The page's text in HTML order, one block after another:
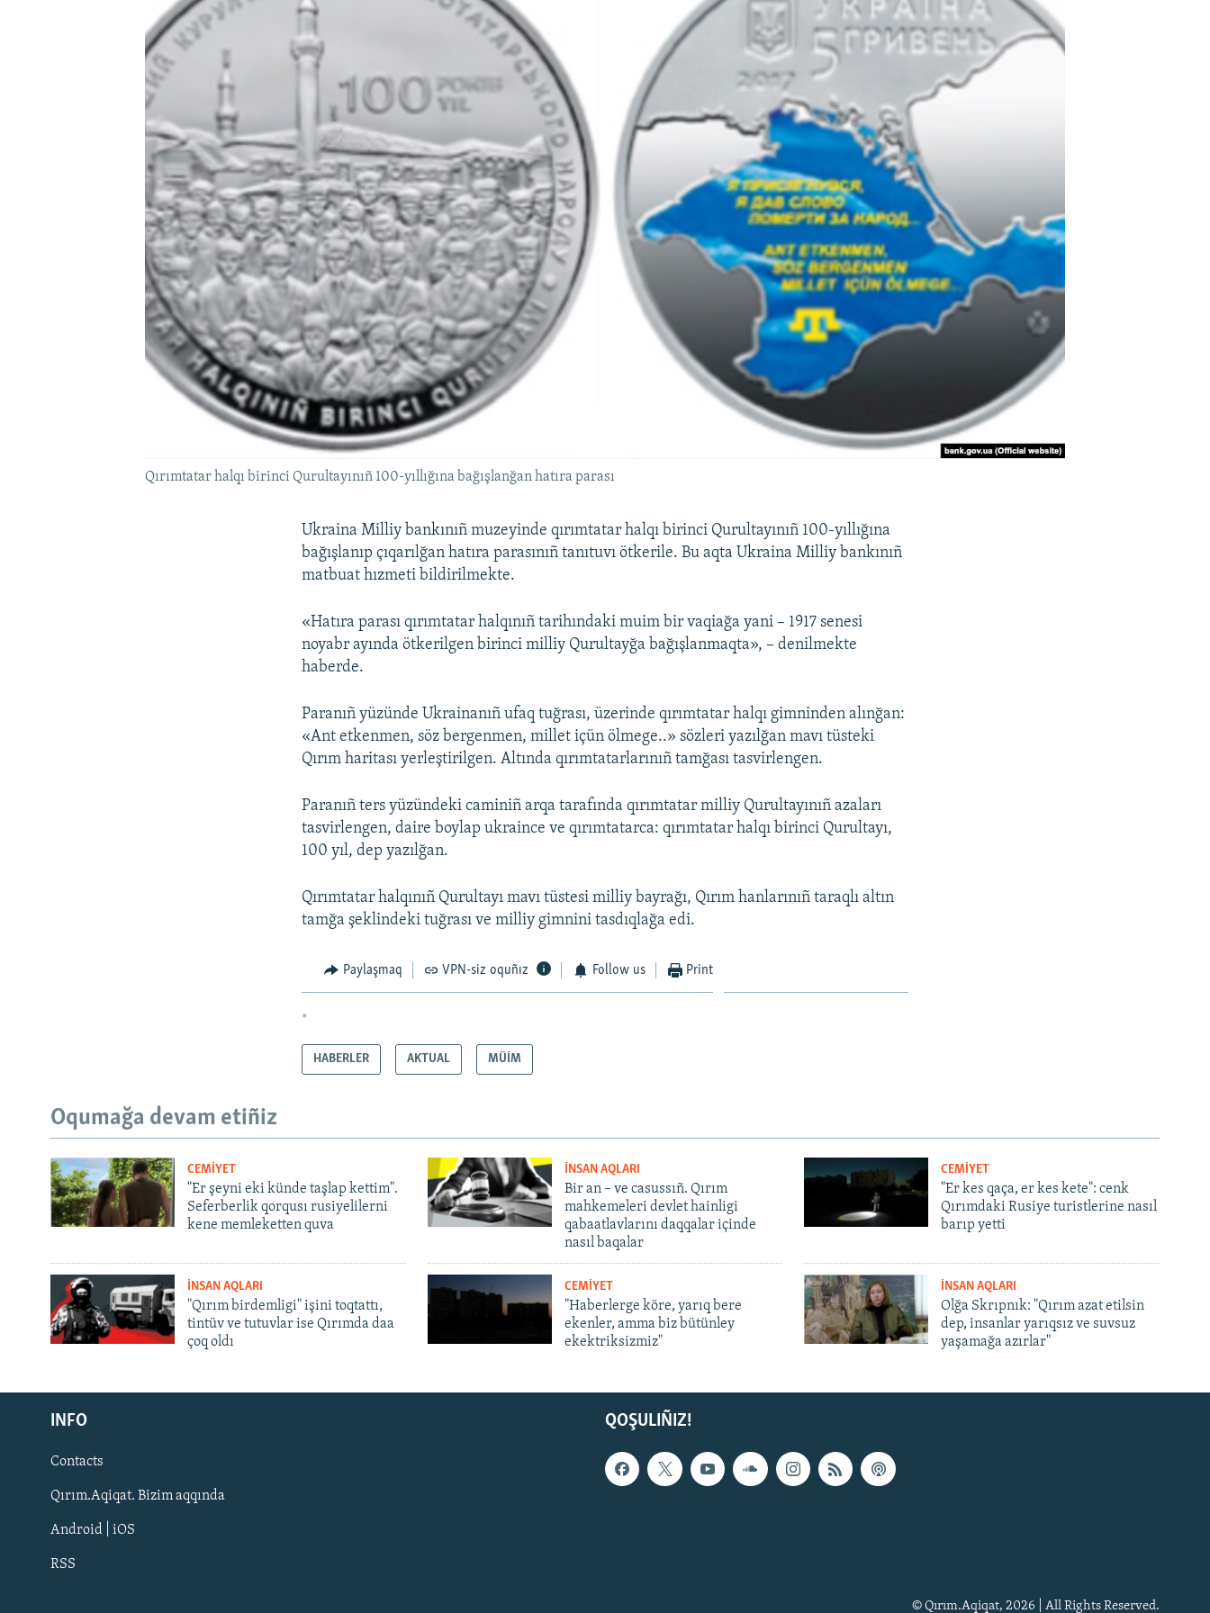
Русский
Українською
QOŞULIÑIZ!
Qırımtatar halqı birinci Qurultayınıñ 100-yıllığına bağışlanğan hatıra parası
Ukraina Milliy bankınıñ muzeyinde qırımtatar halqı birinci Qurultayınıñ 100-yıllığına
bağışlanıp çıqarılğan hatıra parasınıñ tanıtuvı ötkerile. Bu aqta Ukraina Milliy bankınıñ
matbuat hızmeti bildirilmekte.
«Hatıra parası qırımtatar halqınıñ tarihındaki muim bir vaqiağa yani – 1917 senesi
noyabr ayında ötkerilgen birinci milliy Qurultayğa bağışlanmaqta», – denilmekte
haberde.
Paranıñ yüzünde Ukrainanıñ ufaq tuğrası, üzerinde qırımtatar halqı gimninden alınğan:
«Ant etkenmen, söz bergenmen, millet içün ölmege..» sözleri yazılğan mavı tüsteki
Qırım haritası yerleştirilgen. Altında qırımtatarlarınıñ tamğası tasvirlengen.
Paranıñ ters yüzündeki caminiñ arqa tarafında qırımtatar milliy Qurultayınıñ azaları
tasvirlengen, daire boylap ukraince ve qırımtatarca: qırımtatar halqı birinci Qurultayı,
100 yıl, dep yazılğan.
Qırımtatar halqınıñ Qurultayı mavı tüstesi milliy bayrağı, Qırım hanlarınıñ taraqlı altın
tamğa şeklindeki tuğrası ve milliy gimnini tasdıqlağa edi.
Paylaşmaq VPN-siz oquñız Follow us Print
*
HABERLER AKTUAL MÜİM
Oqumağa devam etiñiz
CEMİYET
"Er şeyni eki künde taşlap kettim".
Seferberlik qorqusı rusiyelilerni
kene memleketten quva
İNSAN AQLARI
Bir an – ve casussıñ. Qırım
mahkemeleri devlet hainligi
qabaatlavlarını daqqalar içinde
nasıl baqalar
CEMİYET
"Er kes qaça, er kes kete": cenk
Qırımdaki Rusiye turistlerine nasıl
barıp yetti
İNSAN AQLARI
"Qırım birdemligi" işini toqtattı,
tintüv ve tutuvlar ise Qırımda daa
çoq oldı
CEMİYET
"Haberlerge köre, yarıq bere
ekenler, amma biz bütünley
ekektriksizmiz"
İNSAN AQLARI
Olğa Skrıpnık: "Qırım azat etilsin
dep, insanlar yarıqsız ve suvsuz
yaşamağa azırlar"
QOŞULIÑIZ!
INFO
Contacts
Qırım.Aqiqat. Bizim aqqında
Android | iOS
RSS
© Qırım.Aqiqat, 2026 | All Rights Reserved.